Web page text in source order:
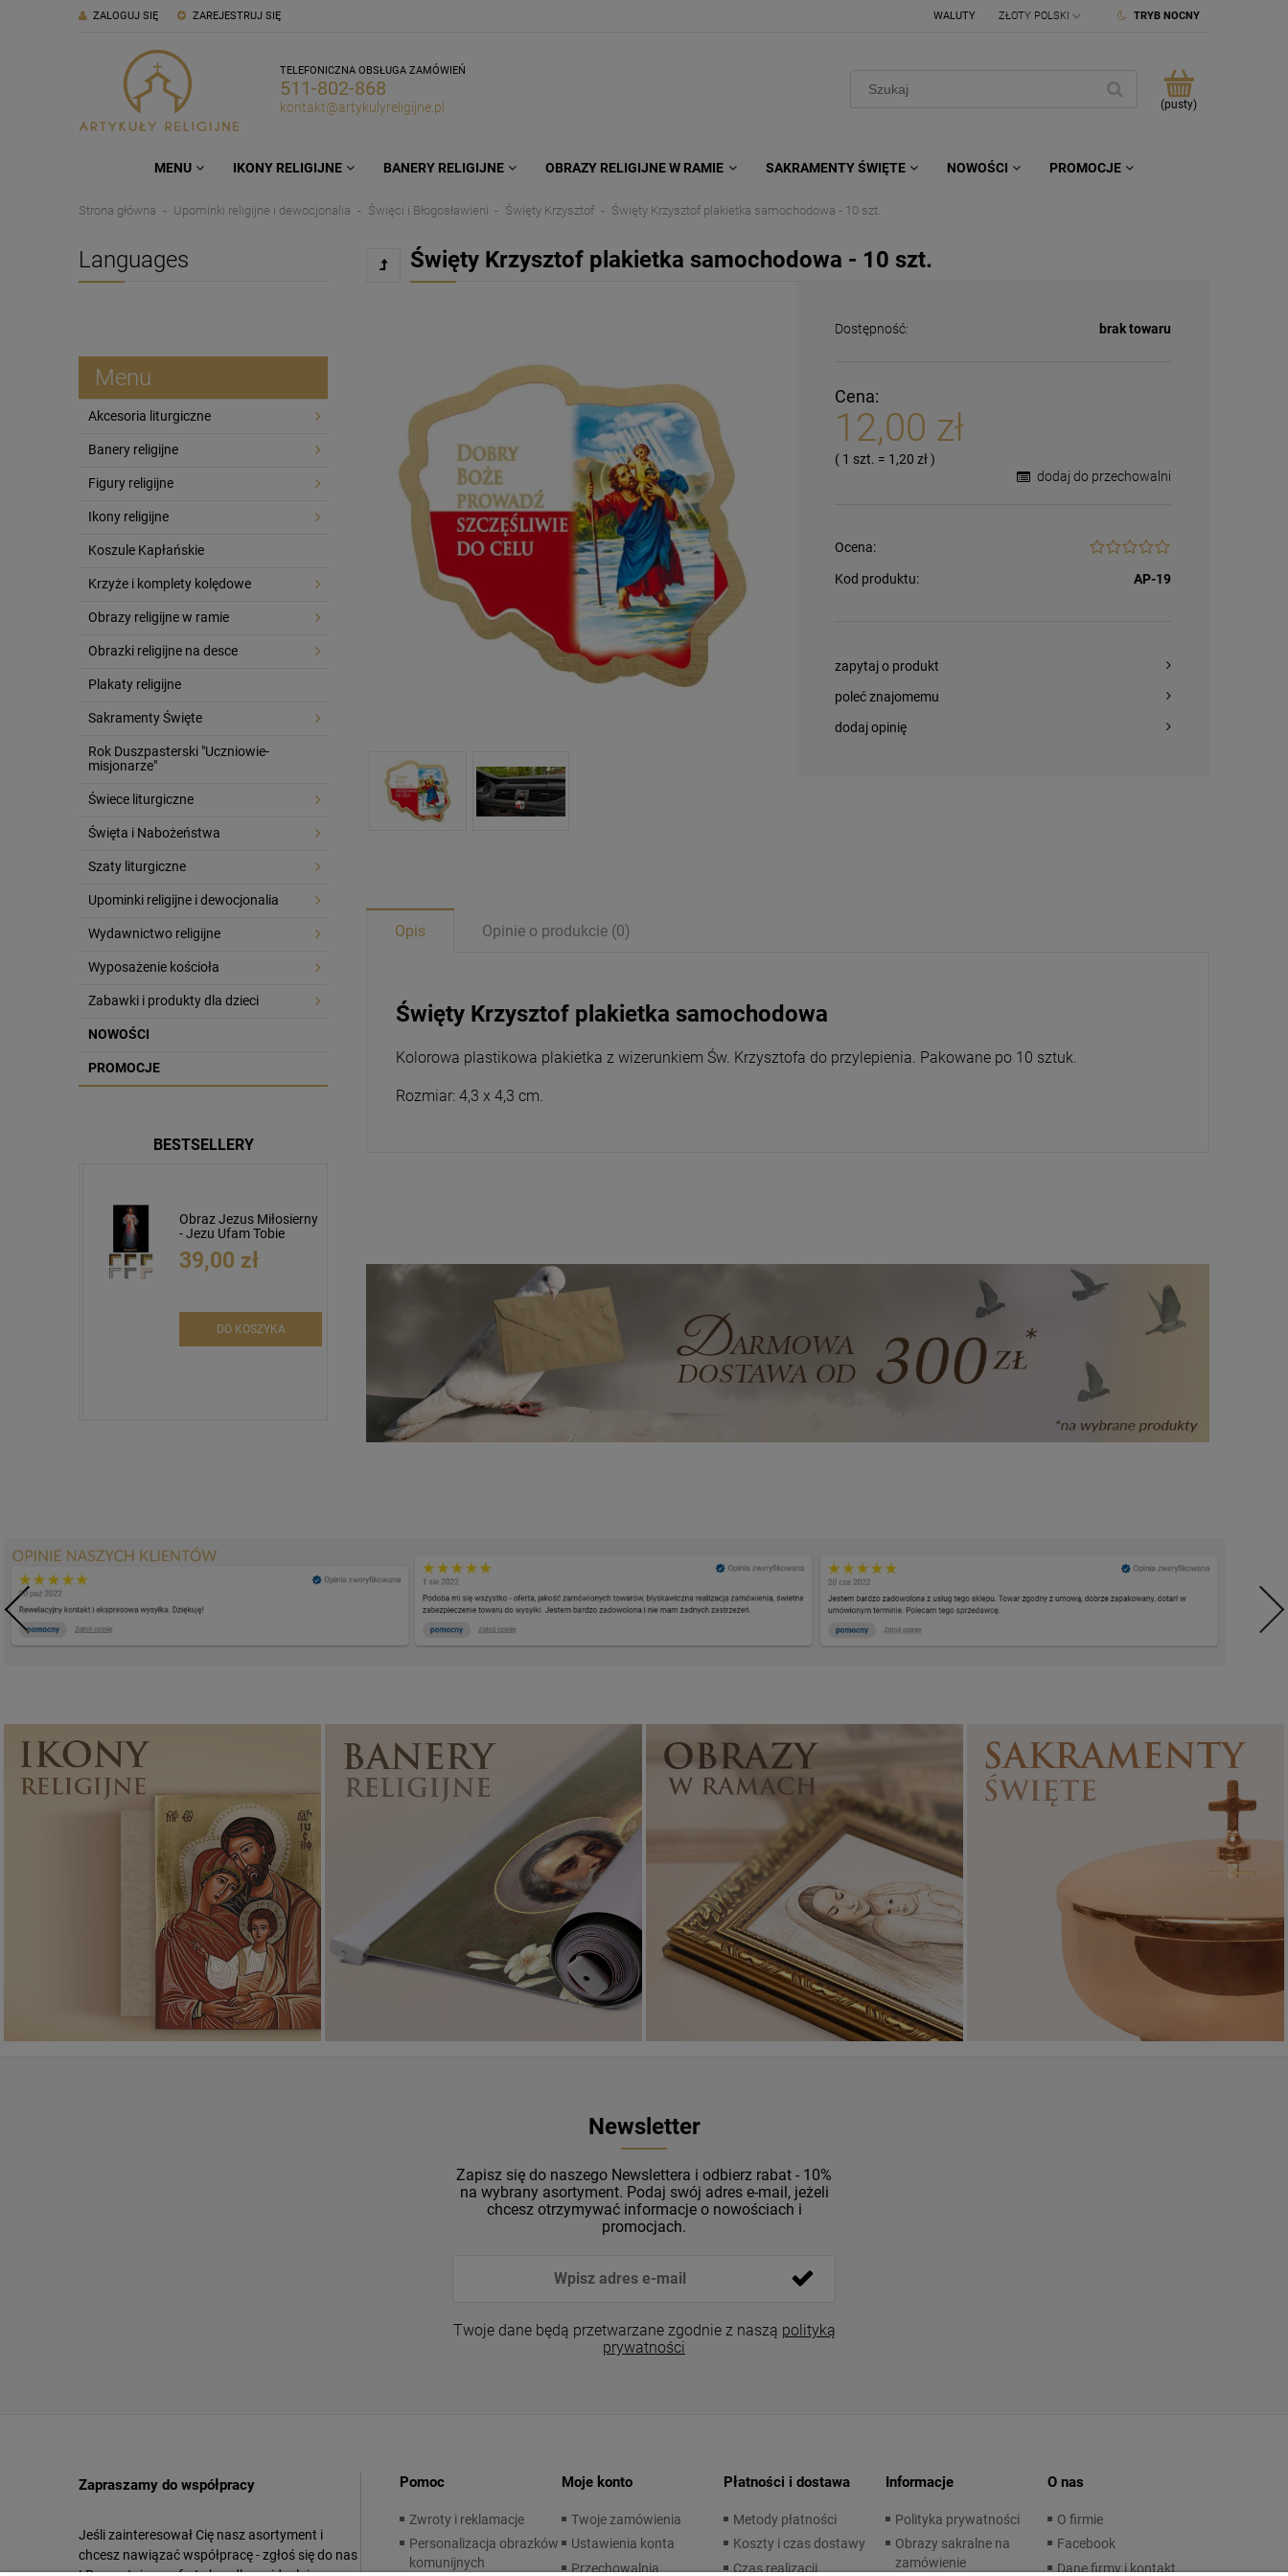
ZAREJESTRUJ SIĘ
ZALOGUJ SIĘ TRYB NOCNY
WALUTY
TELEFONICZNA OBSŁUGA ZAMÓWIEŃ
511-802-868
kontakt@artykulyreligijne.pl (pusty)
MENU IKONY RELIGIJNE BANERY RELIGIJNE OBRAZY RELIGIJNE W RAMIE SAKRAMENTY ŚWIĘTE NOWOŚCI PROMOCJE
Strona główna Upominki religijne i dewocjonalia Święci i Błogosławieni Święty Krzysztof Święty Krzysztof plakietka samochodowa - 10 szt.
Languages
Menu
Akcesoria liturgiczne
Banery religijne
Figury religijne
Ikony religijne
Koszule Kapłańskie
Krzyże i komplety kolędowe
Obrazy religijne w ramie
Obrazki religijne na desce
Plakaty religijne
Sakramenty Święte
Rok Duszpasterski "Uczniowie-
misjonarze"
Świece liturgiczne
Święta i Nabożeństwa
Szaty liturgiczne
Upominki religijne i dewocjonalia
Wydawnictwo religijne
Wyposażenie kościoła
Zabawki i produkty dla dzieci
NOWOŚCI
PROMOCJE
BESTSELLERY
Obraz Jezus Miłosierny
- Jezu Ufam Tobie
39,00 zł
DO KOSZYKA
26,00 zł
e
DO KOSZYKA
26,00 zł
DO KOSZYKA
Święty Krzysztof plakietka samochodowa - 10 szt.
Dostępność: brak towaru
Cena:
12,00 zł
( 1 szt. = 1,20 zł)
dodaj do przechowalni
Ocena:
Kod produktu: AP-19
zapytaj o produkt
poleć znajomemu
dodaj opinię
Opis Opinie o produkcie (0)
Święty Krzysztof plakietka samochodowa
Kolorowa plastikowa plakietka z wizerunkiem Św. Krzysztofa do przylepienia. Pakowane po 10 sztuk.
Rozmiar: 4,3 x 4,3 cm.
Ikony religijne
PONAD 400
WZORÓW
Banery religijne Obrazy religijne
PIĘKNE
WZORY
Sakramenty Święte
Newsletter
Zapisz się do naszego Newslettera i odbierz rabat - 10%
na wybrany asortyment. Podaj swój adres e-mail, jeżeli
chcesz otrzymywać informacje o nowościach i
promocjach.
Twoje dane będą przetwarzane zgodnie z naszą polityką
prywatności
Zapraszamy do współpracy
Jeśli zainteresował Cię nasz asortyment i
chcesz nawiązać współpracę - zgłoś się do nas
Pomoc
Zwroty i reklamacje
Personalizacja obrazków
komunijnych
Moje konto
Twoje zamówienia
Ustawienia konta
Przechowalnia
Płatności i dostawa
Metody płatności
Koszty i czas dostawy
Czas realizacji
Informacje
Polityka prywatności
Obrazy sakralne na
zamówienie
O nas
O firmie
Facebook
Dane firmy i kontakt